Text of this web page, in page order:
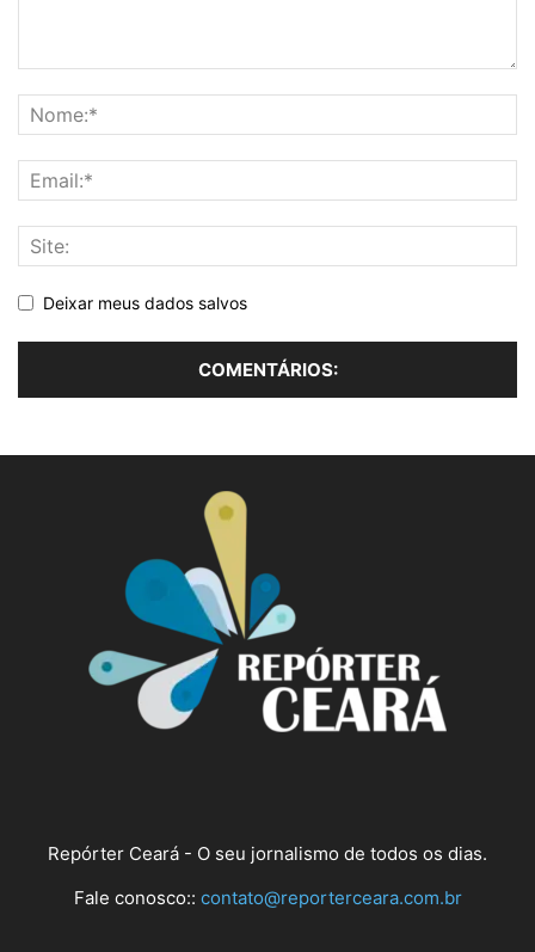
Deixar meus dados salvos
Repórter Ceará - O seu jornalismo de todos os dias.
Fale conosco:: contato@reporterceara.com.br